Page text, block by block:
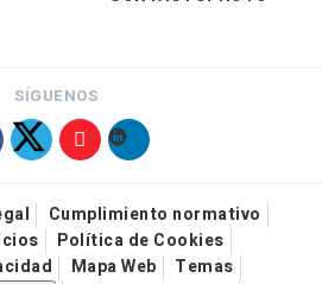
SÍGUENOS
Cumplimiento normativo
Política de Cookies
Mapa Web
Temas